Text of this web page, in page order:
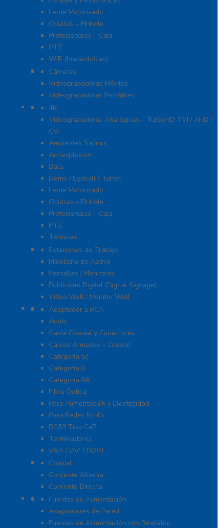
Lente Motorizado
Ocultas – Pinhole
Profesionales – Caja
PTZ
WiFi (Inalámbricas)
Videograbadoras Móviles Y Portátiles
Cámaras
Videograbadoras Móviles
Videograbadoras Portátiles
Cámaras Y DVRs HD TurboHD / AHD / HD-TVI
4K
Videograbadoras Analógicas – TurboHD TVI / AHD /
CVI
Ambientes Salinos
Antiexplosión
Bala
Domo / Eyeball / Turret
Lente Motorizado
Ocultas – Pinhole
Profesionales – Caja
PTZ
Térmicas
Monitores Pantallas Y Mobiliario
Estaciones de Trabajo
Mobiliario de Apoyo
Pantallas / Monitores
Publicidad Digital (Digital Signage)
Video Wall / Monitor Wall
Cables Y Conectores
Adaptador a RCA
Audio
Cable Coaxial y Conectores
Cables Armados – Coaxial
Categoría 5e
Categoría 6
Categoría 6A
Fibra Óptica
Para Alimentación y Electricidad
Para Redes RJ-45
RG59 Tipo CaP
Terminadores
VGA / DVI / HDMI
Protección Contra Descargas
Coaxial
Corriente Alterna
Corriente Directa
Energía
Fuentes de Alimentación
Adaptadores de Pared
Fuentes de Alimentación con Respaldo